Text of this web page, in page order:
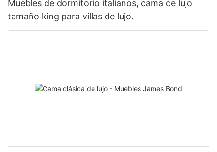
Muebles de dormitorio italianos, cama de lujo
tamaño king para villas de lujo.